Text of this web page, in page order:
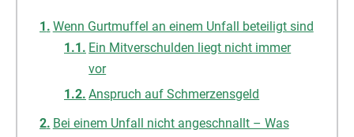
Wenn Gurtmuffel an einem Unfall beteiligt sind
Ein Mitverschulden liegt nicht immer
vor
Anspruch auf Schmerzensgeld
Bei einem Unfall nicht angeschnallt – Was